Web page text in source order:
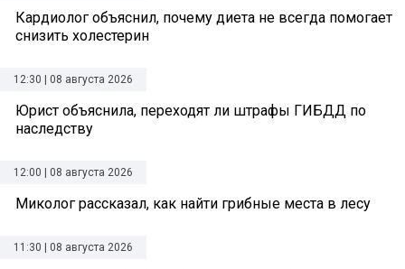
Кардиолог объяснил, почему диета не всегда помогает
снизить холестерин
12:30 | 08 августа 2026
Юрист объяснила, переходят ли штрафы ГИБДД по
наследству
12:00 | 08 августа 2026
Миколог рассказал, как найти грибные места в лесу
11:30 | 08 августа 2026